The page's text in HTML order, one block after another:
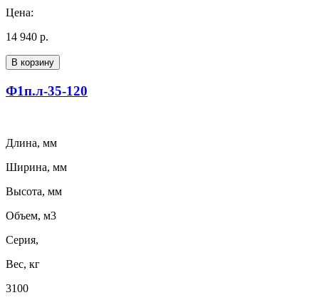
Цена:
14 940 р.
В корзину
Ф1п.л-35-120
Длина, мм
Ширина, мм
Высота, мм
Объем, м3
Серия,
Вес, кг
3100